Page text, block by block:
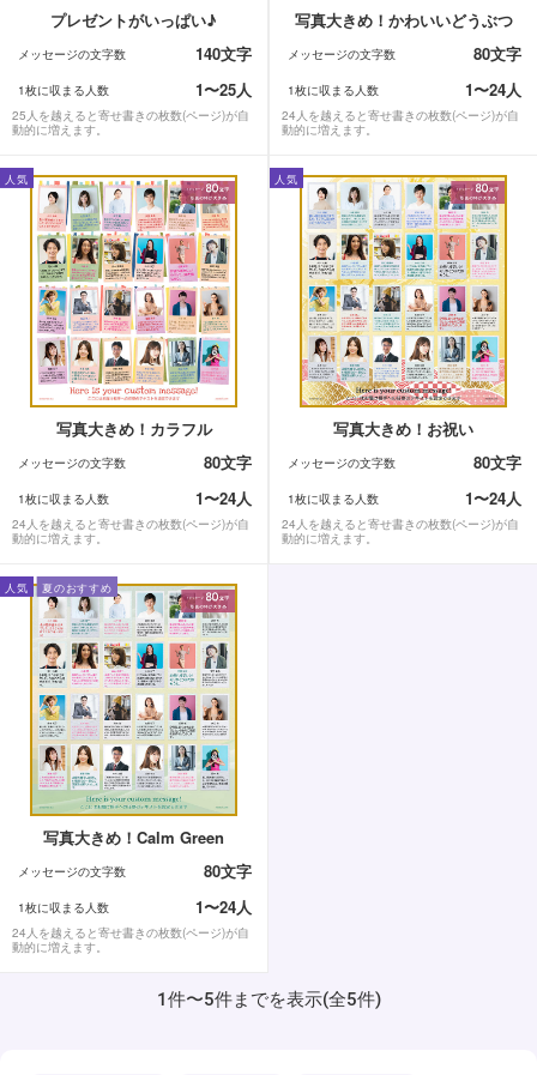
プレゼントがいっぱい♪
メッセージの文字数 140文字
1枚に収まる人数 1〜25人
25人を越えると寄せ書きの枚数(ページ)が自
動的に増えます。
写真大きめ！かわいいどうぶつ
メッセージの文字数 80文字
1枚に収まる人数 1〜24人
24人を越えると寄せ書きの枚数(ページ)が自
動的に増えます。
人気
写真大きめ！カラフル
メッセージの文字数 80文字
1枚に収まる人数 1〜24人
24人を越えると寄せ書きの枚数(ページ)が自
動的に増えます。
人気
写真大きめ！お祝い
メッセージの文字数 80文字
1枚に収まる人数 1〜24人
24人を越えると寄せ書きの枚数(ページ)が自
動的に増えます。
人気 夏のおすすめ
写真大きめ！Calm Green
メッセージの文字数 80文字
1枚に収まる人数 1〜24人
24人を越えると寄せ書きの枚数(ページ)が自
動的に増えます。
1件〜5件までを表示(全5件)